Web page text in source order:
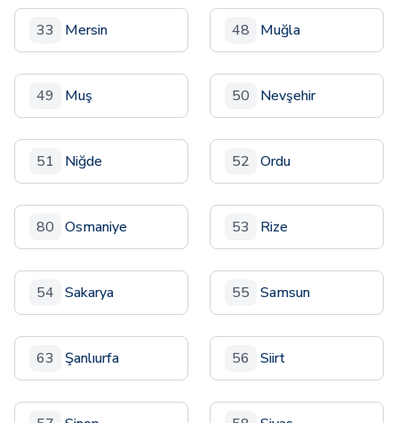
33 Mersin 48 Muğla
49 Muş 50 Nevşehir
51 Niğde 52 Ordu
80 Osmaniye 53 Rize
54 Sakarya 55 Samsun
63 Şanlıurfa 56 Siirt